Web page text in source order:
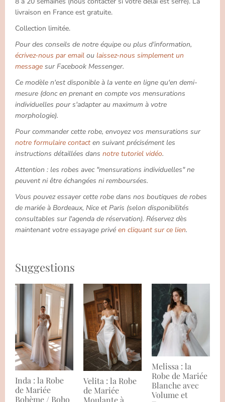
livraison en France est gratuite.
Collection limitée.
Pour des conseils de notre équipe ou plus d'information,
écrivez-nous par email ou laissez-nous simplement un
message sur Facebook Messenger.
Ce modèle n'est disponible à la vente en ligne qu'en demi-
mesure (donc en prenant en compte vos mensurations
individuelles pour s'adapter au maximum à votre
morphologie).
Pour commander cette robe, envoyez vos mensurations sur
notre formulaire contact en suivant précisément les
instructions détaillées dans notre tutoriel vidéo.
Attention : les robes avec "mensurations individuelles" ne
peuvent ni être échangées ni remboursées.
Vous pouvez essayer cette robe dans nos boutiques de robes
de mariée à Bordeaux, Nice et Paris (selon disponibilités
consultables sur l'agenda de réservation). Réservez dès
maintenant votre essayage privé en cliquant sur ce lien.
Suggestions
Inda : la Robe
de Mariée
Bohème / Boho
Velita : la Robe
de Mariée
Moulante à
Melissa : la
Robe de Mariée
Blanche avec
Volume et